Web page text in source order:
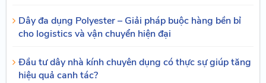
Dây đa dụng Polyester – Giải pháp buộc hàng bền bỉ
cho logistics và vận chuyển hiện đại
Đầu tư dây nhà kính chuyên dụng có thực sự giúp tăng
hiệu quả canh tác?